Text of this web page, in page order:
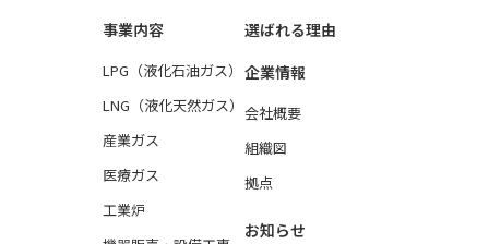
事業内容
LPG（液化石油ガス）
LNG（液化天然ガス）
産業ガス
医療ガス
工業炉
選ばれる理由
企業情報
会社概要
組織図
拠点
お知らせ